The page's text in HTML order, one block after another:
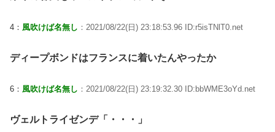
4： 風吹けば名無し ：2021/08/22(日) 23:18:53.96 ID:r5isTNlT0.net
ディープボンドはフランスに着いたんやったか
6： 風吹けば名無し ：2021/08/22(日) 23:19:32.30 ID:bbWME3oYd.net
ヴェルトライゼンデ「・・・」